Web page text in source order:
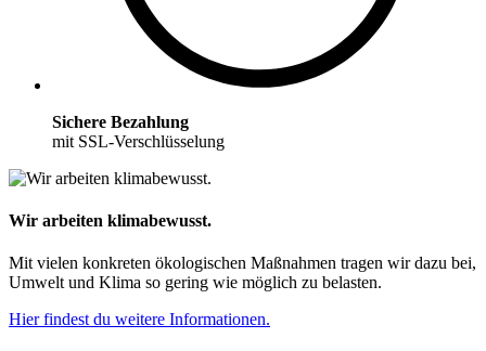
Sichere Bezahlung
mit SSL-Verschlüsselung
Wir arbeiten klimabewusst.
Mit vielen konkreten ökologischen Maßnahmen tragen wir dazu bei,
Umwelt und Klima so gering wie möglich zu belasten.
Hier findest du weitere Informationen.